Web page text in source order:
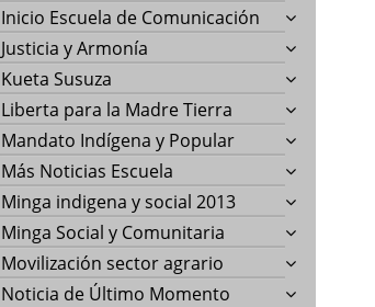
Inicio Escuela de Comunicación
Justicia y Armonía
Kueta Susuza
Liberta para la Madre Tierra
Mandato Indígena y Popular
Más Noticias Escuela
Minga indigena y social 2013
Minga Social y Comunitaria
Movilización sector agrario
Noticia de Último Momento